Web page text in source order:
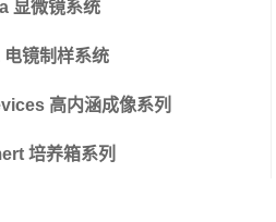
显微镜系统
电镜制样系统
高内涵成像系列
培养箱系列